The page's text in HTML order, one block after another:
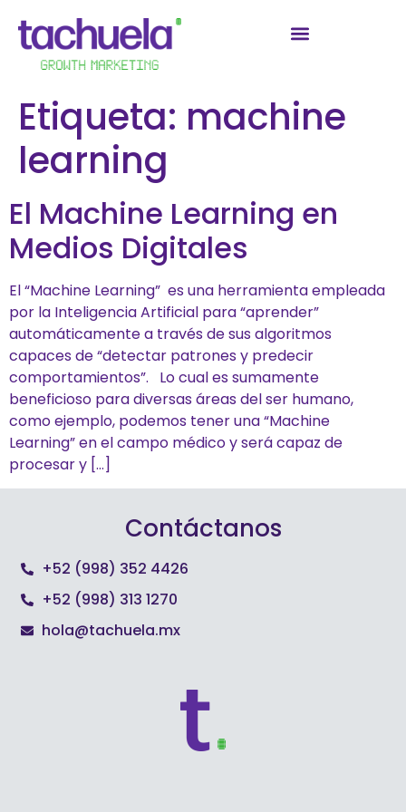
Etiqueta: machine
learning
El Machine Learning en
Medios Digitales
El “Machine Learning” es una herramienta empleada
por la Inteligencia Artificial para “aprender”
automáticamente a través de sus algoritmos
capaces de “detectar patrones y predecir
comportamientos”. Lo cual es sumamente
beneficioso para diversas áreas del ser humano,
como ejemplo, podemos tener una “Machine
Learning” en el campo médico y será capaz de
procesar y […]
Contáctanos
+52 (998) 352 4426
+52 (998) 313 1270
hola@tachuela.mx